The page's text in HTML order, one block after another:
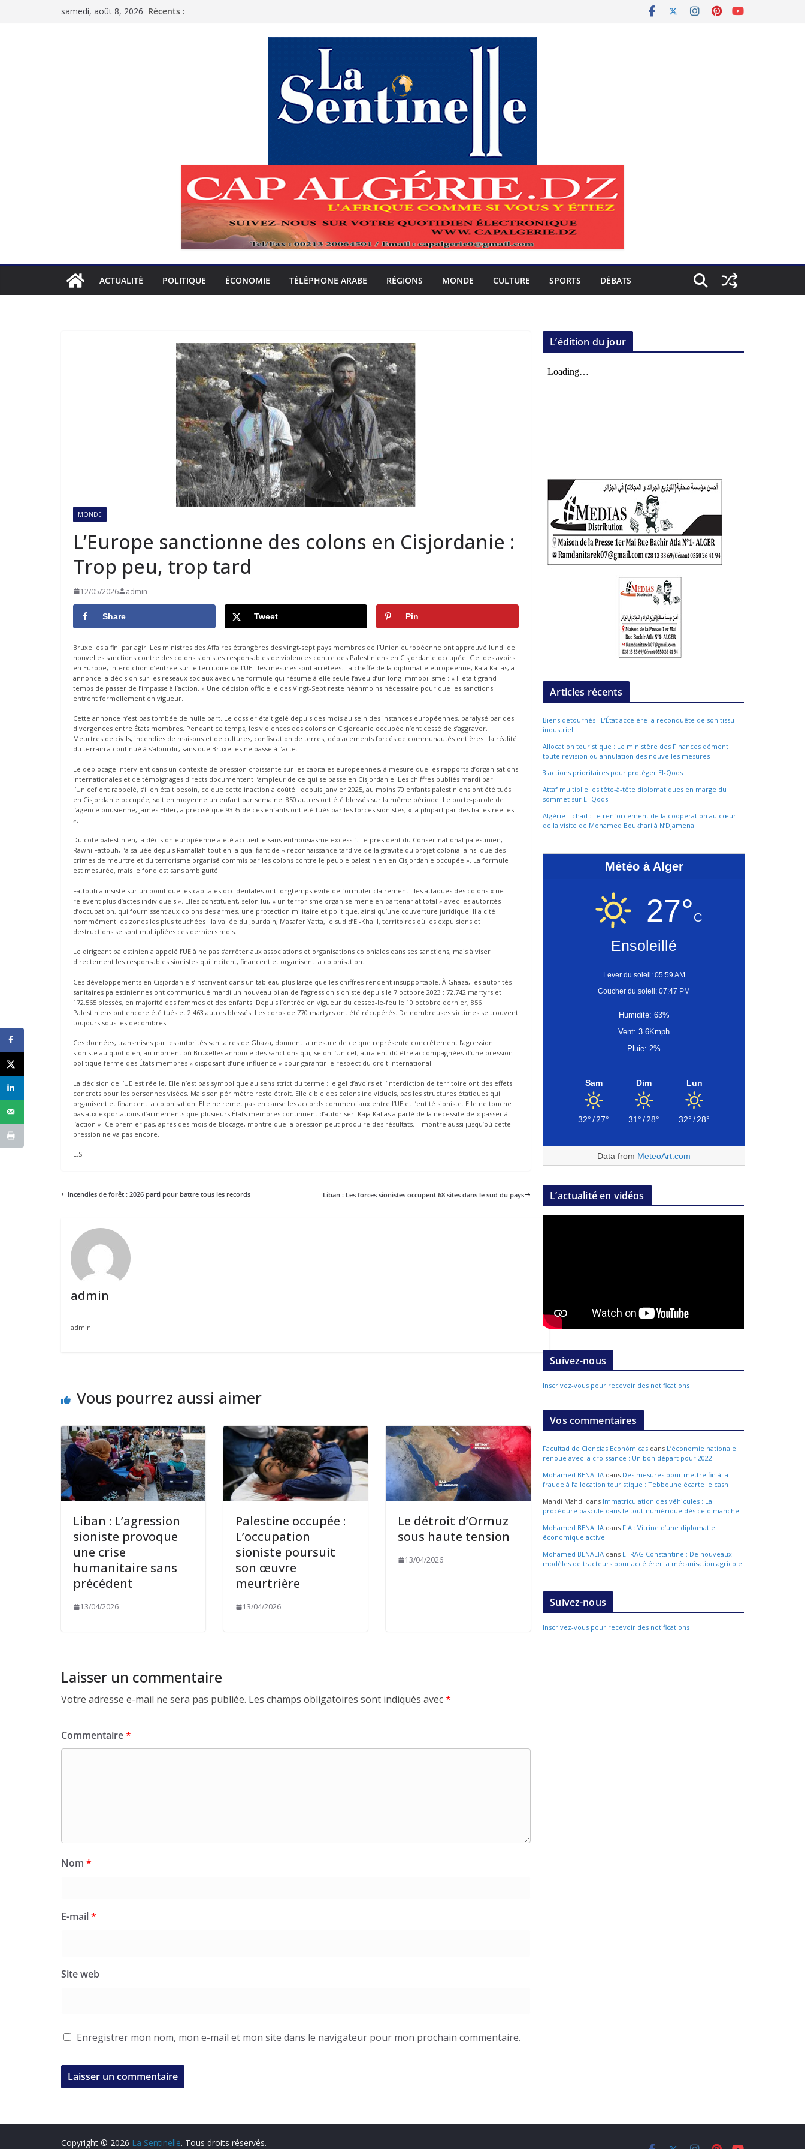
samedi, août 8, 2026 Récents :
ACTUALITÉ POLITIQUE ÉCONOMIE TÉLÉPHONE ARABE RÉGIONS MONDE CULTURE SPORTS DÉBATS
MONDE
L’Europe sanctionne des colons en Cisjordanie :
Trop peu, trop tard
12/05/2026 admin
Share Tweet Pin
Bruxelles a fini par agir. Les ministres des Affaires étrangères des vingt-sept pays membres de l’Union européenne ont approuvé lundi de
nouvelles sanctions contre des colons sionistes responsables de violences contre des Palestiniens en Cisjordanie occupée. Gel des avoirs
en Europe, interdiction d’entrée sur le territoire de l’UE : les mesures sont arrêtées. La cheffe de la diplomatie européenne, Kaja Kallas, a
annoncé la décision sur les réseaux sociaux avec une formule qui résume à elle seule l’aveu d’un long immobilisme : « Il était grand
temps de passer de l’impasse à l’action. » Une décision officielle des Vingt-Sept reste néanmoins nécessaire pour que les sanctions
entrent formellement en vigueur.
Cette annonce n’est pas tombée de nulle part. Le dossier était gelé depuis des mois au sein des instances européennes, paralysé par des
divergences entre États membres. Pendant ce temps, les violences des colons en Cisjordanie occupée n’ont cessé de s’aggraver.
Meurtres de civils, incendies de maisons et de cultures, confiscation de terres, déplacements forcés de communautés entières : la réalité
du terrain a continué à s’alourdir, sans que Bruxelles ne passe à l’acte.
Le déblocage intervient dans un contexte de pression croissante sur les capitales européennes, à mesure que les rapports d’organisations
internationales et de témoignages directs documentent l’ampleur de ce qui se passe en Cisjordanie. Les chiffres publiés mardi par
l’Unicef ont rappelé, s’il en était besoin, ce que cette inaction a coûté : depuis janvier 2025, au moins 70 enfants palestiniens ont été tués
en Cisjordanie occupée, soit en moyenne un enfant par semaine. 850 autres ont été blessés sur la même période. Le porte-parole de
l’agence onusienne, James Elder, a précisé que 93 % de ces enfants ont été tués par les forces sionistes, « la plupart par des balles réelles
».
Du côté palestinien, la décision européenne a été accueillie sans enthousiasme excessif. Le président du Conseil national palestinien,
Rawhi Fattouh, l’a saluée depuis Ramallah tout en la qualifiant de « reconnaissance tardive de la gravité du projet colonial ainsi que des
crimes de meurtre et du terrorisme organisé commis par les colons contre le peuple palestinien en Cisjordanie occupée ». La formule
est mesurée, mais le fond est sans ambiguïté.
Fattouh a insisté sur un point que les capitales occidentales ont longtemps évité de formuler clairement : les attaques des colons « ne
relèvent plus d’actes individuels ». Elles constituent, selon lui, « un terrorisme organisé mené en partenariat total » avec les autorités
d’occupation, qui fournissent aux colons des armes, une protection militaire et politique, ainsi qu’une couverture juridique. Il a cité
nommément les zones les plus touchées : la vallée du Jourdain, Masafer Yatta, le sud d’El-Khalil, territoires où les expulsions et
destructions se sont multipliées ces derniers mois.
Le dirigeant palestinien a appelé l’UE à ne pas s’arrêter aux associations et organisations coloniales dans ses sanctions, mais à viser
directement les responsables sionistes qui incitent, financent et organisent la colonisation.
Ces développements en Cisjordanie s’inscrivent dans un tableau plus large que les chiffres rendent insupportable. À Ghaza, les autorités
sanitaires palestiniennes ont communiqué mardi un nouveau bilan de l’agression sioniste depuis le 7 octobre 2023 : 72.742 martyrs et
172.565 blessés, en majorité des femmes et des enfants. Depuis l’entrée en vigueur du cessez-le-feu le 10 octobre dernier, 856
Palestiniens ont encore été tués et 2.463 autres blessés. Les corps de 770 martyrs ont été récupérés. De nombreuses victimes se trouvent
toujours sous les décombres.
Ces données, transmises par les autorités sanitaires de Ghaza, donnent la mesure de ce que représente concrètement l’agression
sioniste au quotidien, au moment où Bruxelles annonce des sanctions qui, selon l’Unicef, auraient dû être accompagnées d’une pression
politique ferme des États membres « disposant d’une influence » pour garantir le respect du droit international.
La décision de l’UE est réelle. Elle n’est pas symbolique au sens strict du terme : le gel d’avoirs et l’interdiction de territoire ont des effets
concrets pour les personnes visées. Mais son périmètre reste étroit. Elle cible des colons individuels, pas les structures étatiques qui
organisent et financent la colonisation. Elle ne remet pas en cause les accords commerciaux entre l’UE et l’entité sioniste. Elle ne touche
pas aux exportations d’armements que plusieurs États membres continuent d’autoriser. Kaja Kallas a parlé de la nécessité de « passer à
l’action ». Ce premier pas, après des mois de blocage, montre que la pression peut produire des résultats. Il montre aussi jusqu’où cette
pression ne va pas encore.
L.S.
Incendies de forêt : 2026 parti pour battre tous les records Liban : Les forces sionistes occupent 68 sites dans le sud du pays
admin
admin
Vous pourrez aussi aimer
Liban : L’agression
sioniste provoque
une crise
humanitaire sans
précédent
13/04/2026
Palestine occupée :
L’occupation
sioniste poursuit
son œuvre
meurtrière
13/04/2026
Le détroit d’Ormuz
sous haute tension
13/04/2026
Laisser un commentaire
Votre adresse e-mail ne sera pas publiée. Les champs obligatoires sont indiqués avec*
Commentaire*
Nom *
E-mail*
Site web
Enregistrer mon nom, mon e-mail et mon site dans le navigateur pour mon prochain commentaire.
L’édition du jour
Articles récents
Biens détournés : L’État accélère la reconquête de son tissu
industriel
Allocation touristique : Le ministère des Finances dément
toute révision ou annulation des nouvelles mesures
3 actions prioritaires pour protéger El-Qods
Attaf multiplie les tête-à-tête diplomatiques en marge du
sommet sur El-Qods
Algérie-Tchad : Le renforcement de la coopération au cœur
de la visite de Mohamed Boukhari à N’Djamena
Météo à Alger
27°C
Ensoleillé
Lever du soleil: 05:59 AM
Coucher du soleil: 07:47 PM
Humidité: 63%
Vent: 3.6Kmph
Pluie: 2%
Sam
32°/27°
Dim
31°/28°
Lun
32°/28°
Data from MeteoArt.com
L’actualité en vidéos
Suivez-nous
Inscrivez-vous pour recevoir des notifications
Vos commentaires
Facultad de Ciencias Económicas dans L’économie nationale
renoue avec la croissance : Un bon départ pour 2022
Mohamed BENALIA dans Des mesures pour mettre fin à la
fraude à l’allocation touristique : Tebboune écarte le cash !
Mahdi Mahdi dans Immatriculation des véhicules : La
procédure bascule dans le tout-numérique dès ce dimanche
Mohamed BENALIA dans FIA : Vitrine d’une diplomatie
économique active
Mohamed BENALIA dans ETRAG Constantine : De nouveaux
modèles de tracteurs pour accélérer la mécanisation agricole
Suivez-nous
Inscrivez-vous pour recevoir des notifications
Copyright © 2026 La Sentinelle. Tous droits réservés.